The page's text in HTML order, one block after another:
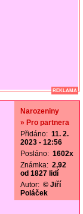
REKLAMA
Narozeniny
» Pro partnera
Přidáno: 11. 2.
2023 - 12:56
Posláno: 1602x
Známka: 2,92
od 1827 lidí
Autor: © Jiří
Poláček